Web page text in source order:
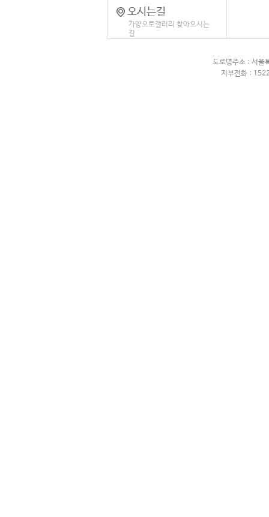
도로명주소 : 서울
지부전화 :
오시는길
가양오토갤러리 찾아오시는
길